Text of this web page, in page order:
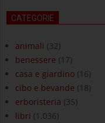
CATEGORIE
animali (32)
benessere (17)
casa e giardino (16)
cibo e bevande (18)
erboristeria (35)
libri (1.036)